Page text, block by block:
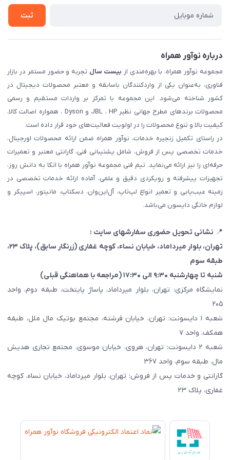
ثبت شکایت
ثبت
درباره نوآور همراه
مجموعه نوآور همراه، با بهره‌مندی از بیست سال تجربه و حضور مستمر در بازار
فناوری، به‌عنوان یکی از واردکنندگان باسابقه و معتبر محصولات دیجیتال در
کشور شناخته می‌شود. این مجموعه با تمرکز بر واردات مستقیم و رسمی
محصولات برندهای مطرح جهانی نظیر JBL ، HP و Dyson ، همواره اصالت کالا،
کیفیت بالا و تنوع محصولات را در اولویت فعالیت‌های خود قرار داده است.
در راستای تکمیل زنجیره خدمات، نوآور همراه ضمن ارائه محصولات اورجینال،
خدمات تخصصی پس از فروش، شامل پشتیبانی فنی، گارانتی معتبر و تعمیرات
حرفه‌ای را نیز ارائه می‌نماید. تیم فنی مجموعه نوآور همراه با اتکا به دانش روز،
تجهیزات پیشرفته و رویکردی دقیق و علمی، آماده ارائه خدمات تخصصی در
زمینه عیب‌یابی و تعمیر انواع لپ‌تاپ، آل‌این‌وان، دسکتاپ، مانیتور، اسپیکر و
لوازم خانگی دایسون می‌باشد.
📍 نشانی تحویل حضوری سفارشهای سایت :
تهران، بلوار میرداماد، خیابان نساء، کوچه غفاری (زرنگار سابق)
، پلاک ۲۳،
طبقه سوم
شنبه تا چهارشنبه ۹:۳۰ الی ۱۷:۳۰ (مراجعه با هماهنگی قبلی)
نمایشگاه مرکزی: تهران، بلوار میرداماد، پاساژ پایتخت، طبقه دوم، واحد
۲۰۵
شعبه ۱ دایسونت: تهران، خیابان فرشته، مجتمع بوتیک مال ملل، طبقه
همکف، واحد ۷
شعبه ۲ دایسونت: تهران، هروی، خیابان موسوی، مجتمع تجاری هدیش
مال، طبقه سوم، واحد ۳۶۷
گارانتی و خدمات پس از فروش: تهران، بلوار میرداماد، خیابان نساء، کوچه
غفاری، پلاک ۲۳